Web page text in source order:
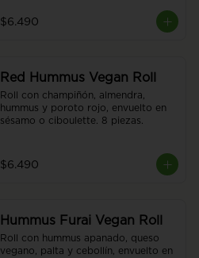
$6.490
Red Hummus Vegan Roll
Roll con champiñón, almendra,
hummus y poroto rojo, envuelto en
sésamo o ciboulette. 8 piezas.
$6.490
Hummus Furai Vegan Roll
Roll con hummus apanado, queso
vegano, palta y cebollín, envuelto en